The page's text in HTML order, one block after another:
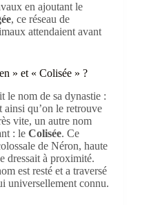
en ajoutant le
, ce réseau de
attendaient avant
» et « Colisée » ?
le nom de sa dynastie :
ainsi qu’on le retrouve
vite, un autre nom
: le Colisée. Ce
de Néron, haute
dressait à proximité.
est resté et a traversé
universellement connu.